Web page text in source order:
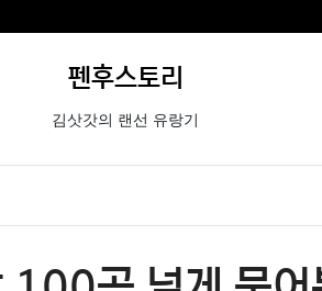
펜후스토리
김삿갓의 랜선 유랑기